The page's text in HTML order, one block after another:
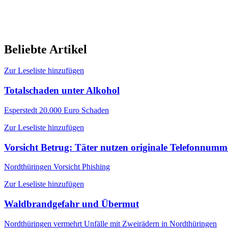
Beliebte Artikel
Zur Leseliste hinzufügen
Totalschaden unter Alkohol
Esperstedt 20.000 Euro Schaden
Zur Leseliste hinzufügen
Vorsicht Betrug: Täter nutzen originale
Nordthüringen Vorsicht Phishing
Zur Leseliste hinzufügen
Waldbrandgefahr und Übermut
Nordthüringen vermehrt Unfälle mit Zweirädern in Nordthüringen